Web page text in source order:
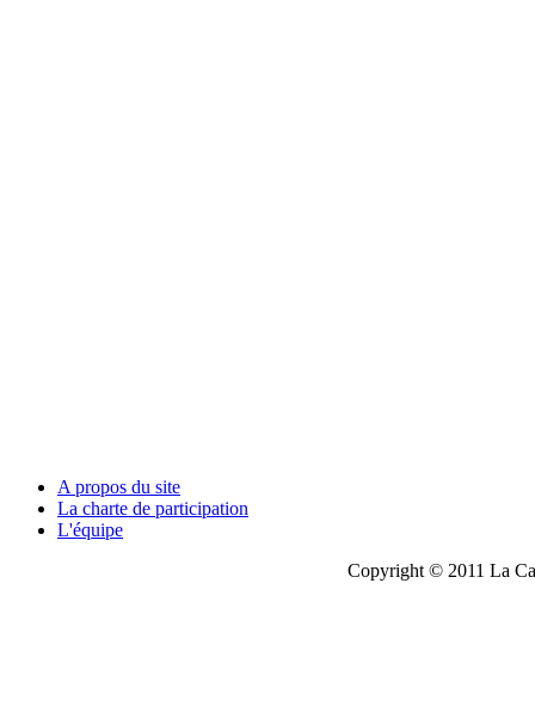
A propos du site
La charte de participation
L'équipe
Copyright © 2011 La